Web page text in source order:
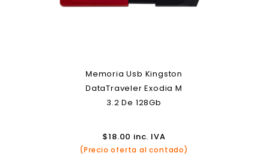
Memoria Usb Kingston
DataTraveler Exodia M
3.2 De 128Gb
$18.00 inc. IVA
(Precio oferta al contado)